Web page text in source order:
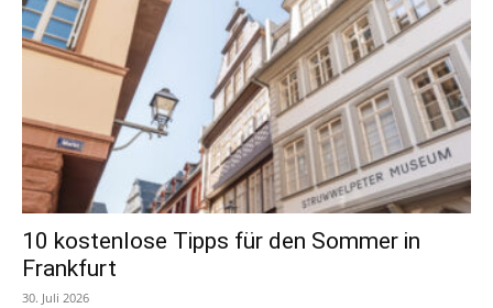
10 kostenlose Tipps für den Sommer in
Frankfurt
30. Juli 2026